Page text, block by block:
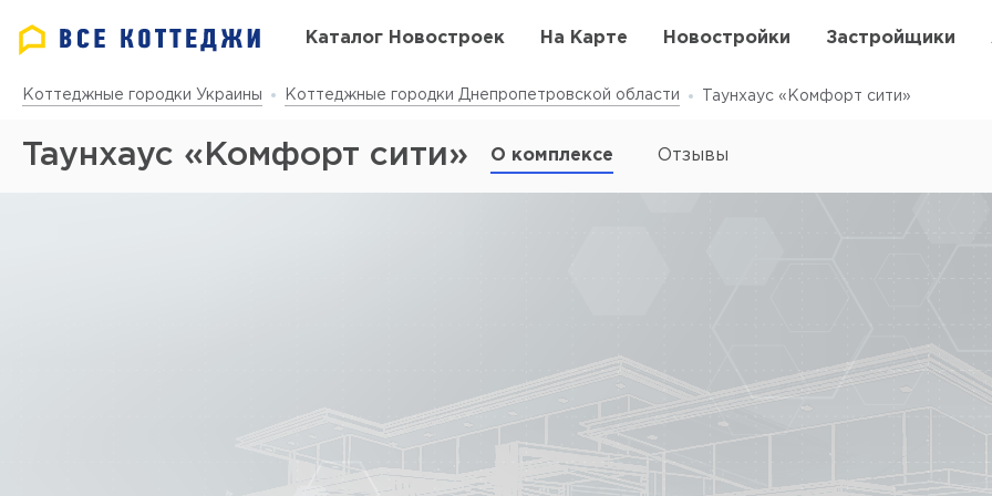
Каталог Новостроек На Карте Новостройки Застройщики
Коттеджные городки Украины Коттеджные городки Днепропетровской области Таунхаус «Комфорт сити»
Таунхаус «Комфорт сити» О комплексе Отзывы